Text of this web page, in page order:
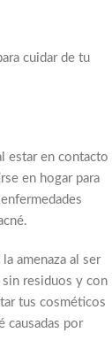
cuidar de tu
estar en contacto
en hogar para
amenaza al ser
sin residuos y con
tus cosméticos
causadas por